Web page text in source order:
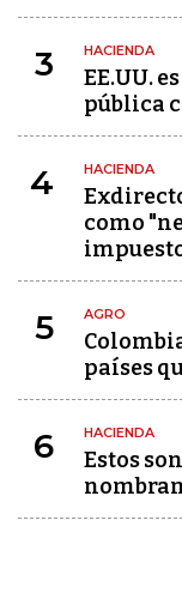
3 HACIENDA
EE.UU.
pública
4 HACIENDA
como
5 AGRO
países
6 HACIENDA
Estos